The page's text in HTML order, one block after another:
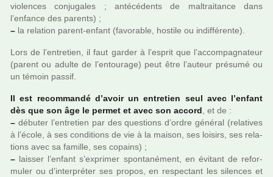
vio­len­ces conju­ga­les ; anté­cé­dents de mal­trai­tance dans
l’enfance des parents) ;
– la rela­tion parent-enfant (favo­ra­ble, hos­tile ou indif­fé­rente).
Lors de l’entre­tien, il faut garder à l’esprit que l’accom­pa­gna­teur
(parent ou adulte de l’entou­rage) peut être l’auteur pré­sumé ou
un témoin passif.
Il est recom­mandé d’avoir un entre­tien seul avec l’enfant
dès que son âge le permet et avec son accord , et de :
– débu­ter l’entre­tien par des ques­tions d’ordre géné­ral (rela­ti­ves
à l’école, à ses condi­tions de vie à la maison, ses loi­sirs, ses rela­
tions avec sa famille, ses copains) ;
– lais­ser l’enfant s’expri­mer spon­ta­né­ment, en évitant de refor­
mu­ler ou d’inter­pré­ter ses propos, en res­pec­tant les silen­ces et